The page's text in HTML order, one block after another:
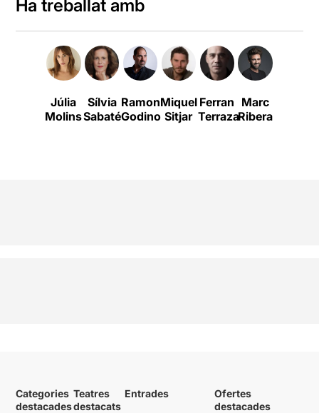
Ha treballat amb
Júlia
Molins
Sílvia
Sabaté
Ramon
Godino
Miquel
Sitjar
Ferran
Terraza
Marc
Ribera
Categories
destacades
Teatres
destacats
Entrades
Ofertes
destacades